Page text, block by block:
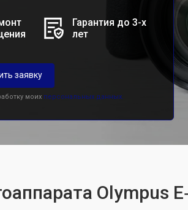
Гарантия до 3-х
лет
заявку
моих персональных данных.
Olympus